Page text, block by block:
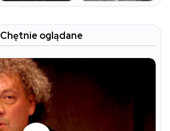
Chętnie oglądane